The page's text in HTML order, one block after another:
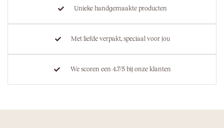
Unieke handgemaakte producten
Met liefde verpakt, speciaal voor jou
We scoren een 4.7/5 bij onze klanten